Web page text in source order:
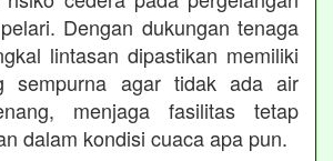
Dengan dukungan tenaga
lintasan dipastikan memiliki
sempurna agar tidak ada air
menjaga fasilitas tetap
dalam kondisi cuaca apa pun.